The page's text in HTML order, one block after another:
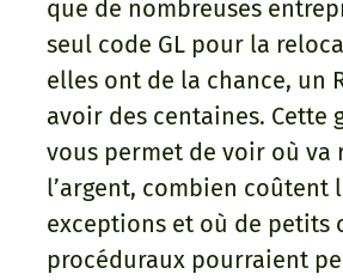
que de nombreuses
seul code GL pour la
elles ont de la chance, un
avoir des centaines. Cette
vous permet de voir où va
l’argent, combien coûtent
exceptions et où de petits
procéduraux pourraient